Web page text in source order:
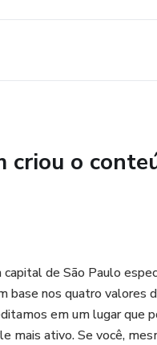
criou o
de São Paulo
base nos quatro valores
em um lugar que
mais ativo. Se você,